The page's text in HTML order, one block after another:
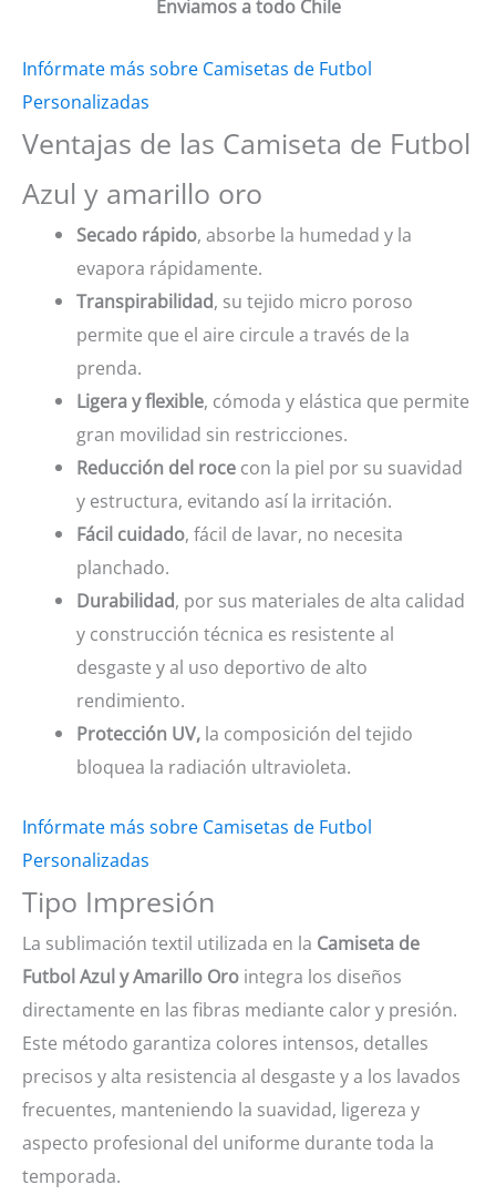
Enviamos a todo Chile
Infórmate más sobre Camisetas de Futbol
Personalizadas
Ventajas de las Camiseta de Futbol
Azul y amarillo oro
Secado rápido, absorbe la humedad y la
evapora rápidamente.
Transpirabilidad, su tejido micro poroso
permite que el aire circule a través de la
prenda.
Ligera y flexible, cómoda y elástica que permite
gran movilidad sin restricciones.
Reducción del roce con la piel por su suavidad
y estructura, evitando así la irritación.
Fácil cuidado, fácil de lavar, no necesita
planchado.
Durabilidad, por sus materiales de alta calidad
y construcción técnica es resistente al
desgaste y al uso deportivo de alto
rendimiento.
Protección UV, la composición del tejido
bloquea la radiación ultravioleta.
Infórmate más sobre Camisetas de Futbol
Personalizadas
Tipo Impresión
La sublimación textil utilizada en la Camiseta de
Futbol Azul y Amarillo Oro integra los diseños
directamente en las fibras mediante calor y presión.
Este método garantiza colores intensos, detalles
precisos y alta resistencia al desgaste y a los lavados
frecuentes, manteniendo la suavidad, ligereza y
aspecto profesional del uniforme durante toda la
temporada.